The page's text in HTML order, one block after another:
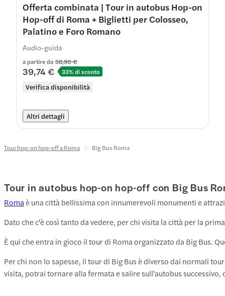
Offerta combinata | Tour in autobus Hop-on
Hop-off di Roma + Biglietti per Colosseo,
Palatino e Foro Romano
a partire da 58,90 €
39,74 € 33% di sconto
Verifica disponibilità
Audio-guida
Altri dettagli
Tour hop-on hop-off a Roma Big Bus Roma
Tour in autobus hop-on hop-off con Big Bus
Romaè una città bellissima con innumerevoli monumenti e
Dato che c'è così tanto da vedere, per chi visita la città per la
È qui che entra in gioco il tour di Roma organizzato da Big Bus.
Per chi non lo sapesse, il tour di Big Bus è diverso dai normali
visita, potrai tornare alla fermata e salire sull'autobus successivo,